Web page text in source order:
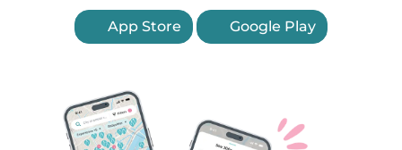
App Store Google Play